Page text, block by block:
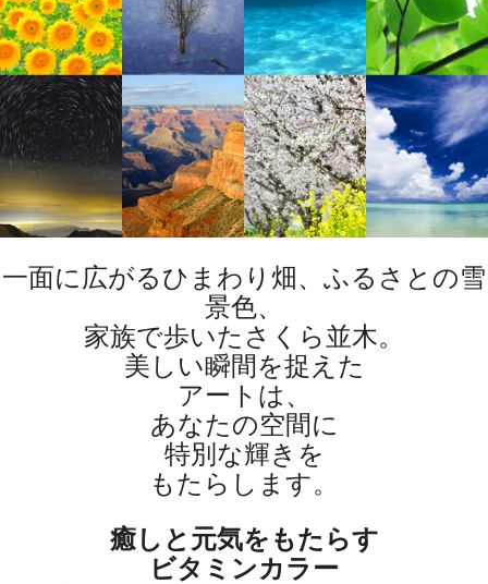
一面に広がるひまわり畑、ふるさとの雪
景色、
家族で歩いたさくら並木。
美しい瞬間を捉えた
アートは、
あなたの空間に
特別な輝きを
もたらします。
癒しと元気をもたらす
ビタミンカラー